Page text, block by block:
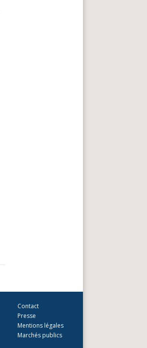
Contact
Presse
Mentions légales
Marchés publics